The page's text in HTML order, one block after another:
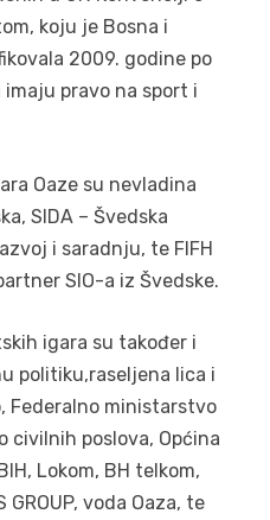
koju je Bosna i
2009. godine po
pravo na sport i
Oaze su nevladina
SIDA – Švedska
i saradnju, te FIFH
SIO-a iz Švedske.
igara su također i
politiku,raseljena lica i
Federalno ministarstvo
civilnih poslova, Općina
Lokom, BH telkom,
GROUP, voda Oaza, te